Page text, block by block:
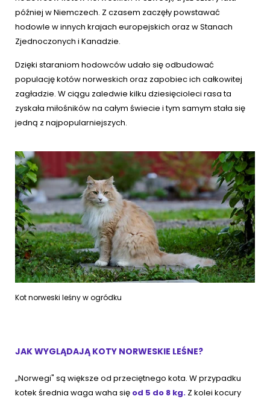
później w Niemczech. Z czasem zaczęły powstawać
hodowle w innych krajach europejskich oraz w Stanach
Zjednoczonych i Kanadzie.
Dzięki staraniom hodowców udało się odbudować
populację kotów norweskich oraz zapobiec ich całkowitej
zagładzie. W ciągu zaledwie kilku dziesięcioleci rasa ta
zyskała miłośników na całym świecie i tym samym stała się
jedną z najpopularniejszych.
Kot norweski leśny w ogródku
JAK WYGLĄDAJĄ KOTY NORWESKIE LEŚNE?
„Norwegi" są większe od przeciętnego kota. W przypadku
kotek średnia waga waha się od 5 do 8 kg. Z kolei kocury